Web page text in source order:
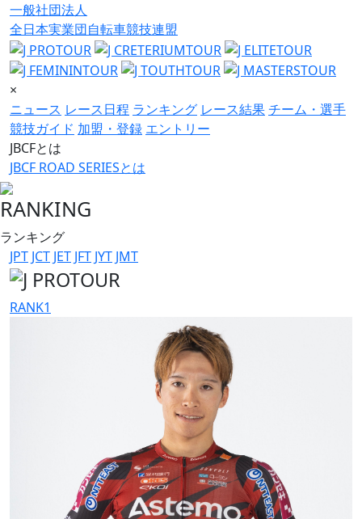
一般社団法人
全日本実業団自転車競技連盟
×
ニュース レース日程 ランキング レース結果チーム・選手
競技ガイド 加盟・登録 エントリー
JBCFとは
JBCF ROAD SERIESとは
RANKING
ランキング
JPT JCT JET JFT JYT JMT
RANK1